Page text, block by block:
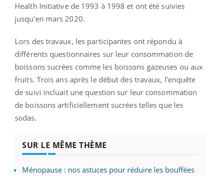
Health Initiative de 1993 à 1998 et ont été suivies
jusqu'en mars 2020.
Lors des travaux, les participantes ont répondu à
différents questionnaires sur leur consommation de
boissons sucrées comme les boissons gazeuses ou aux
fruits. Trois ans après le début des travaux, l'enquête
de suivi incluait une question sur leur consommation
de boissons artificiellement sucrées telles que les
sodas.
SUR LE MÊME THÈME
Ménopause : nos astuces pour réduire les bouffées